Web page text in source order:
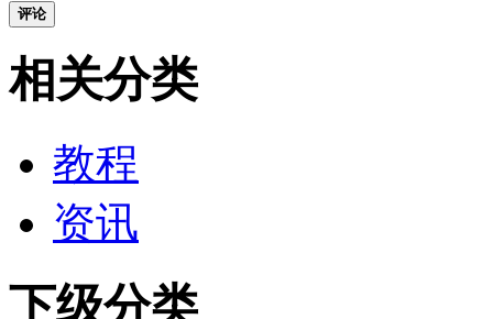
评论
相关分类
教程
资讯
下级分类